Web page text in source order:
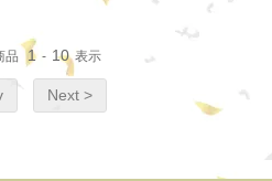
品 1 - 10 表示
Next >